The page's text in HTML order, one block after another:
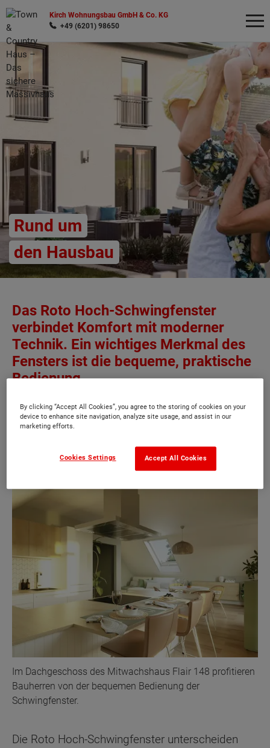
Kirch Wohnungsbau GmbH & Co. KG
+49 (6201) 98650
Rund um
den Hausbau
Das Roto Hoch-Schwingfenster
verbindet Komfort mit moderner
Technik. Ein wichtiges Merkmal des
Fensters ist die bequeme, praktische
Bedienung.
Roto Hoch-Schwingfenster
Designo R7 Hoch-Schwingfenster
Im Dachgeschoss des Mitwachshaus Flair 148 profitieren
Bauherren von der bequemen Bedienung der
Schwingfenster.
Die Roto Hoch-Schwingfenster unterscheiden
Wonach möchten Sie suchen?
By clicking “Accept All Cookies”, you agree to the storing of cookies on your
device to enhance site navigation, analyze site usage, and assist in our
marketing efforts.
Accept All Cookies
Cookies Settings